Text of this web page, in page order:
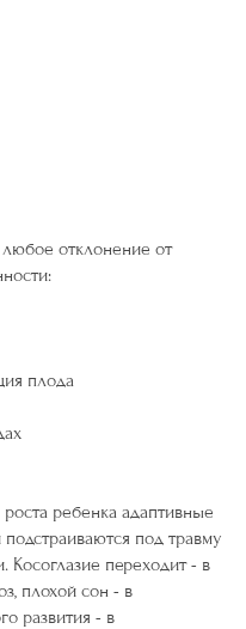
отклонение от
плода
ребенка адаптивные
под травму
Косоглазие переходит - в
плохой сон - в
развития - в